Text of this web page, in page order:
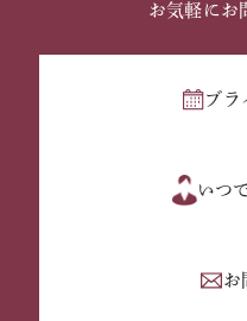
お気軽にお
ブラ
いつ
お